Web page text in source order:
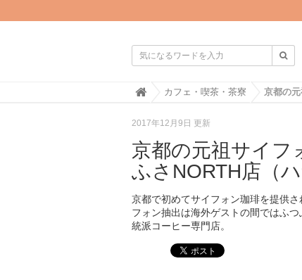
H
e
カフェ・喫茶・茶寮
2017年12月9日 更新
京都の元祖サイフ
ふさNORTH店（
京都で初めてサイフォン珈琲を提供
フォン抽出は海外ゲストの間ではふ
統派コーヒー専門店。